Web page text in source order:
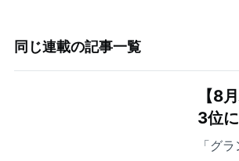
同じ連載の記事一覧
【8
3位
「グ